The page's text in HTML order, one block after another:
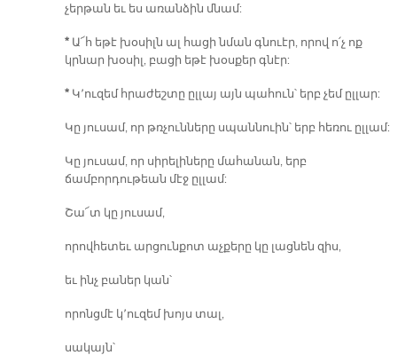
չերթան եւ ես առանձին մնամ:
*Ա՜հ եթէ խօսիլն ալ հացի նման գնուէր, որով ո՛չ ոք
կրնար խօսիլ, բացի եթէ խօսքեր գնէր:
*Կ՚ուզեմ հրաժեշտը ըլլայ այն պահուն՝ երբ չեմ ըլլար:
Կը յուսամ, որ թռչունները սպաննուին՝ երբ հեռու ըլլամ:
Կը յուսամ, որ սիրելիները մահանան, երբ
ճամբորդութեան մէջ ըլլամ:
Շա՜տ կը յուսամ,
որովհետեւ արցունքոտ աչքերը կը լացնեն զիս,
եւ ինչ բաներ կան՝
որոնցմէ կ՚ուզեմ խոյս տալ,
սակայն՝